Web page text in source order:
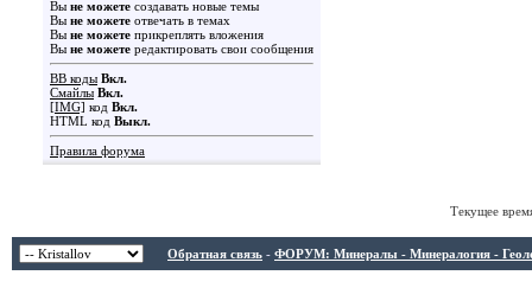
Вы не можете создавать новые темы
Вы не можете отвечать в темах
Вы не можете прикреплять вложения
Вы не можете редактировать свои сообщения
BB коды Вкл.
Смайлы Вкл.
[IMG] код Вкл.
HTML код Выкл.
Правила форума
Текущее
Обратная связь - ФОРУМ: Минералы - Минералогия -